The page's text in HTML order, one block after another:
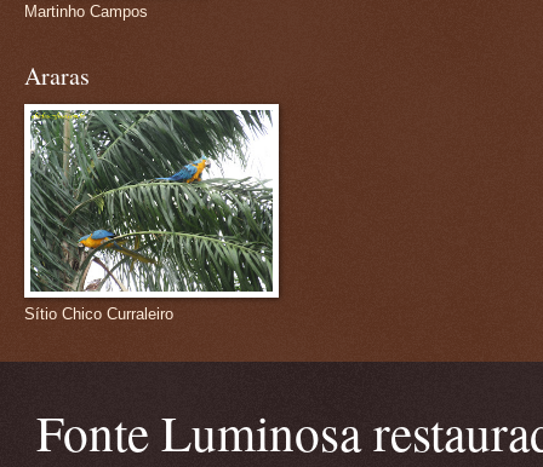
Martinho Campos
Araras
Sítio Chico Curraleiro
Fonte Luminosa